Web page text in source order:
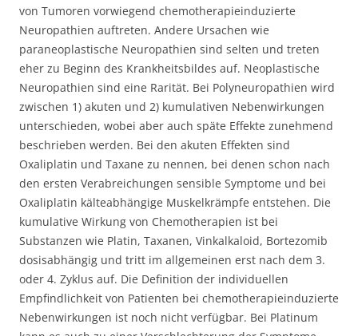
von Tumoren vorwiegend chemotherapieinduzierte
Neuropathien auftreten. Andere Ursachen wie
paraneoplastische Neuropathien sind selten und treten
eher zu Beginn des Krankheitsbildes auf. Neoplastische
Neuropathien sind eine Rarität. Bei Polyneuropathien wird
zwischen 1) akuten und 2) kumulativen Nebenwirkungen
unterschieden, wobei aber auch späte Effekte zunehmend
beschrieben werden. Bei den akuten Effekten sind
Oxaliplatin und Taxane zu nennen, bei denen schon nach
den ersten Verabreichungen sensible Symptome und bei
Oxaliplatin kälteabhängige Muskelkrämpfe entstehen. Die
kumulative Wirkung von Chemotherapien ist bei
Substanzen wie Platin, Taxanen, Vinkalkaloid, Bortezomib
dosisabhängig und tritt im allgemeinen erst nach dem 3.
oder 4. Zyklus auf. Die Definition der individuellen
Empfindlichkeit von Patienten bei chemotherapieinduzierte
Nebenwirkungen ist noch nicht verfügbar. Bei Platinum